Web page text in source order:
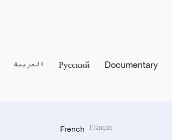
العربية Русский Documentary
French Français